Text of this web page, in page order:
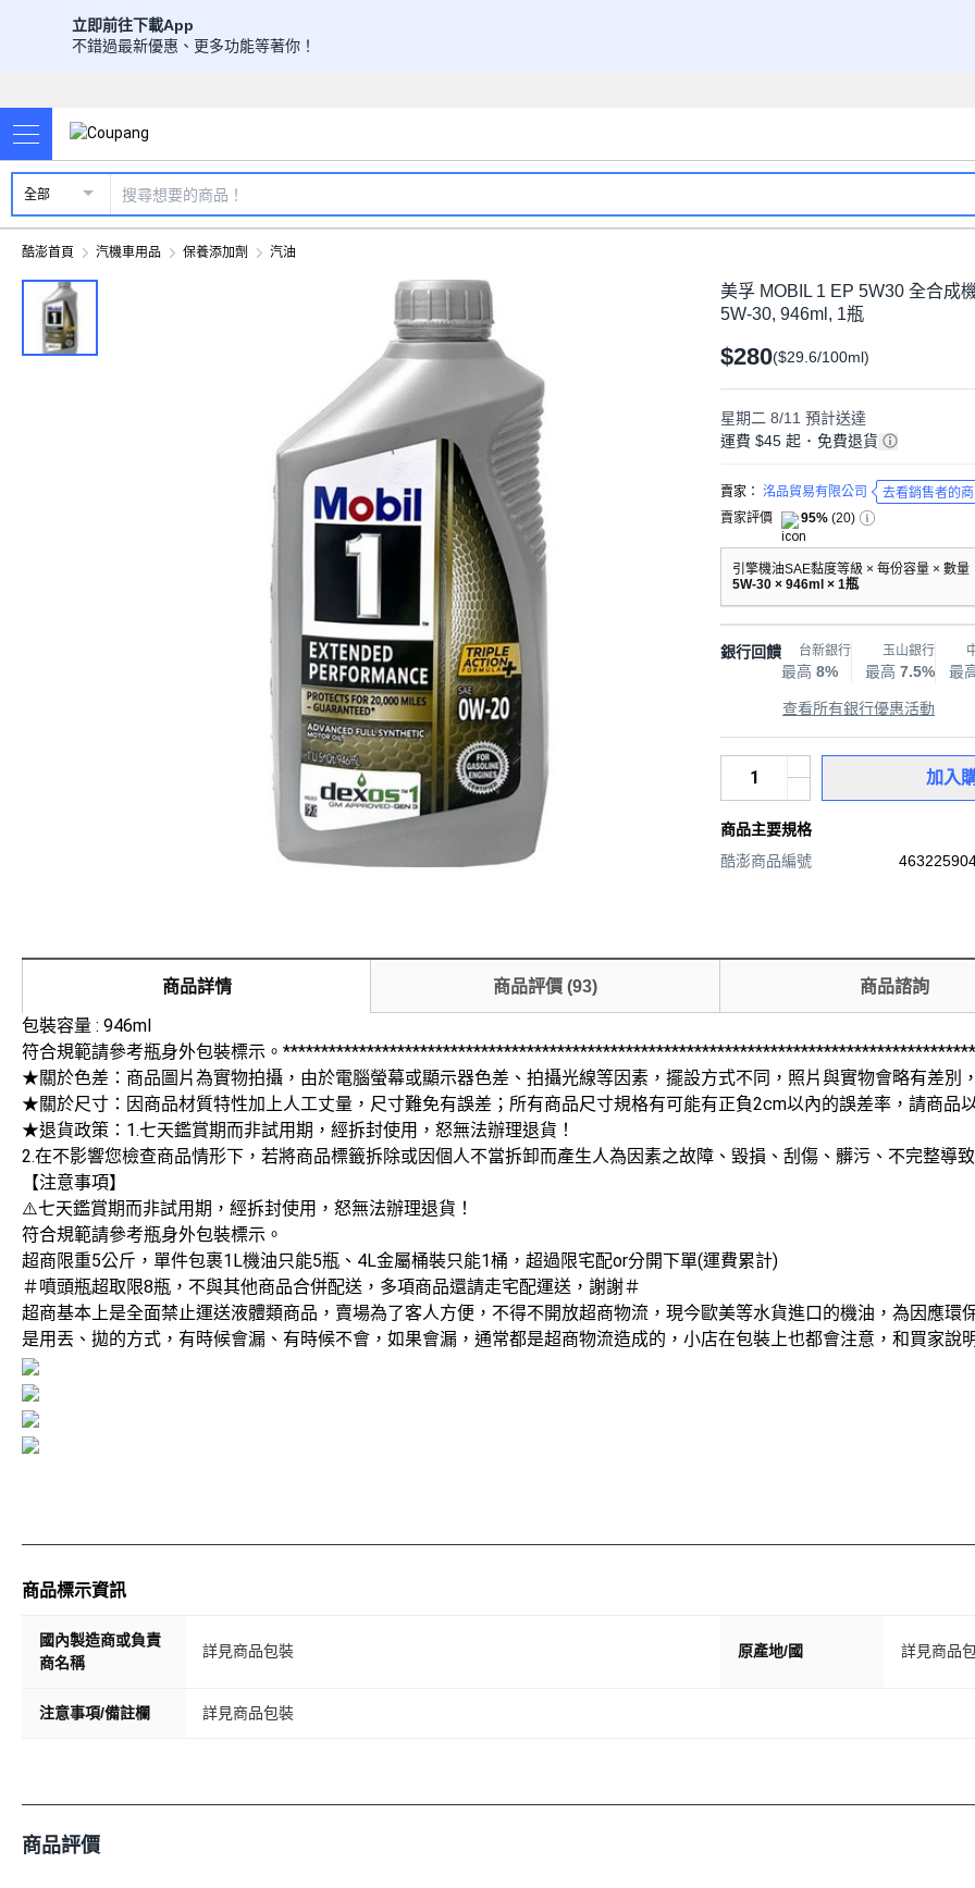
立即前往下載App
不錯過最新優惠、更多功能等著你！
全部
酷澎首頁 汽機車用品 保養添加劑 汽油
美孚 MOBIL 1 EP 5W30 全合成
5W-30, 946ml, 1瓶
$280($29.6/100ml)
星期二 8/11 預計送達
運費 $45 起 ･ 免費退貨
賣家： 洺品貿易有限公司
去看銷售者的
賣家評價
95% (20)
引擎機油SAE黏度等級 × 每份容量 × 數量
5W-30 × 946ml × 1瓶
銀行回饋 台新銀行
最高 8%
玉山銀行
最高 7.5% 最
查看所有銀行優惠活動
加入
商品主要規格
酷澎商品編號
商品詳情 商品評價 (93) 商品諮詢
包裝容量 : 946ml
符合規範請參考瓶身外包裝標示。
★關於色差：商品圖片為實物拍攝，由於電腦螢幕或顯示器色差、拍攝光線等因素，擺設方式不同，照片與實物會略有差別
★關於尺寸：因商品材質特性加上人工丈量，尺寸難免有誤差；所有商品尺寸規格有可能有正負2cm以內的誤差率，請商品
★退貨政策：1.七天鑑賞期而非試用期，經拆封使用，怒無法辦理退貨！
2.在不影響您檢查商品情形下，若將商品標籤拆除或因個人不當拆卸而產生人為因素之故障、毀損、刮傷、髒污、不完整導
【注意事項】
⚠️七天鑑賞期而非試用期，經拆封使用，怒無法辦理退貨！
符合規範請參考瓶身外包裝標示。
超商限重5公斤，單件包裹1L機油只能5瓶、4L金屬桶裝只能1桶，超過限宅配or分開下單(運費累計)
＃噴頭瓶超取限8瓶，不與其他商品合併配送，多項商品還請走宅配運送，謝謝＃
超商基本上是全面禁止運送液體類商品，賣場為了客人方便，不得不開放超商物流，現今歐美等水貨進口的機油，為因應
是用丟、拋的方式，有時候會漏、有時候不會，如果會漏，通常都是超商物流造成的，小店在包裝上也都會注意，和買家說
商品標示資訊
國內製造商或負責
商名稱
詳見商品包裝 原產地/國 詳見商品
注意事項/備註欄 詳見商品包裝
商品評價